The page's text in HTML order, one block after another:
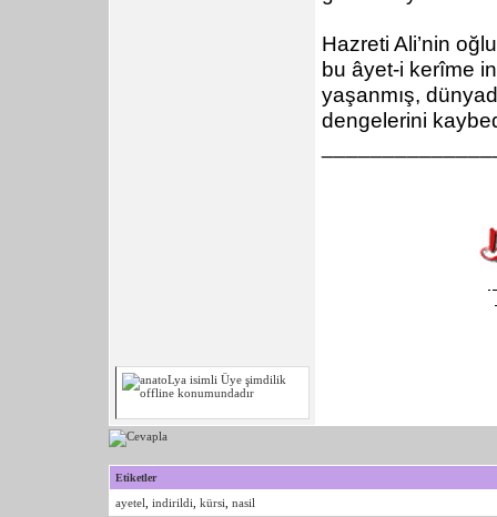
Hazreti Ali’nin
bu âyet-i kerîme
yaşanmış,
dengelerini
Etiketler
ayetel indirildi kürsi nasil